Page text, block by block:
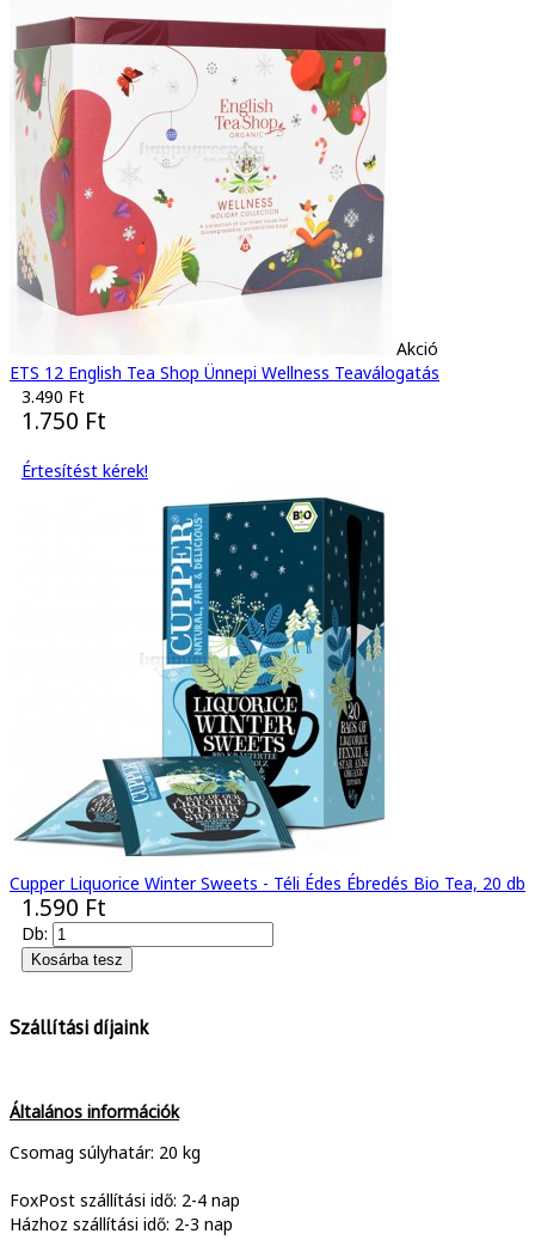
Akció
ETS 12 English Tea Shop Ünnepi Wellness Teaválogatás
3.490 Ft
1.750 Ft
Értesítést kérek!
Cupper Liquorice Winter Sweets - Téli Édes Ébredés Bio Tea, 20 db
1.590 Ft
Db:
Szállítási díjaink
Általános információk
Csomag súlyhatár: 20 kg
FoxPost szállítási idő: 2-4 nap
Házhoz szállítási idő: 2-3 nap